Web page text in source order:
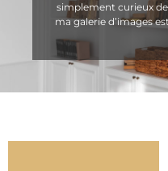
simplement curieux
ma galerie d’images